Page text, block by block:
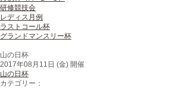
研修競技会
レディス月例
ラストコール杯
グランドマンスリー杯
山の日杯
2017年08月11日 (金) 開催
山の日杯
カテゴリー：